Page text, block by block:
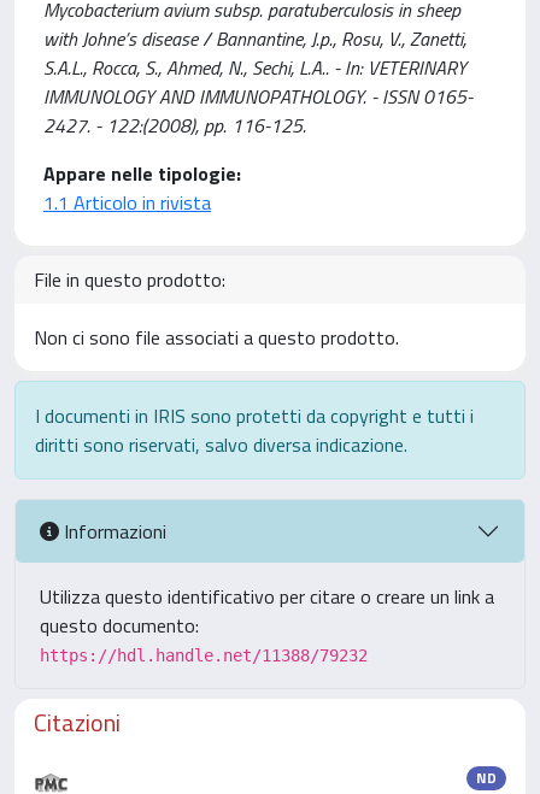
Mycobacterium avium subsp. paratuberculosis in sheep
with Johne’s disease / Bannantine, J.p., Rosu, V., Zanetti,
S.A.L., Rocca, S., Ahmed, N., Sechi, L.A.. - In: VETERINARY
IMMUNOLOGY AND IMMUNOPATHOLOGY. - ISSN 0165-
2427. - 122:(2008), pp. 116-125.
Appare nelle tipologie:
1.1 Articolo in rivista
File in questo prodotto:
Non ci sono file associati a questo prodotto.
I documenti in IRIS sono protetti da copyright e tutti i
diritti sono riservati, salvo diversa indicazione.
Informazioni
Utilizza questo identificativo per citare o creare un link a
questo documento:
https://hdl.handle.net/11388/79232
Citazioni
ND